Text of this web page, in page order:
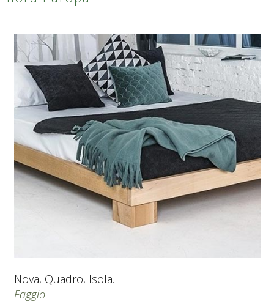
Nova, Quadro, Isola.
Faggio